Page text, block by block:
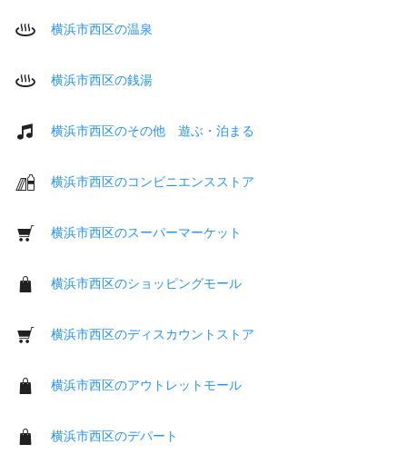
横浜市西区の温泉
横浜市西区の銭湯
横浜市西区のその他 遊ぶ・泊まる
横浜市西区のコンビニエンスストア
横浜市西区のスーパーマーケット
横浜市西区のショッピングモール
横浜市西区のディスカウントストア
横浜市西区のアウトレットモール
横浜市西区のデパート